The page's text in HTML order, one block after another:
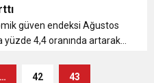
güven endeksi Ağustos
yüzde 4,4 oranında artarak
… 42 43